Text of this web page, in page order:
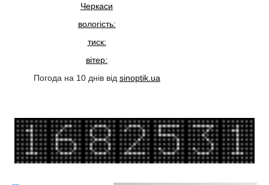
Черкаси
вологість:
тиск:
вітер:
Погода на 10 днів від sinoptik.ua